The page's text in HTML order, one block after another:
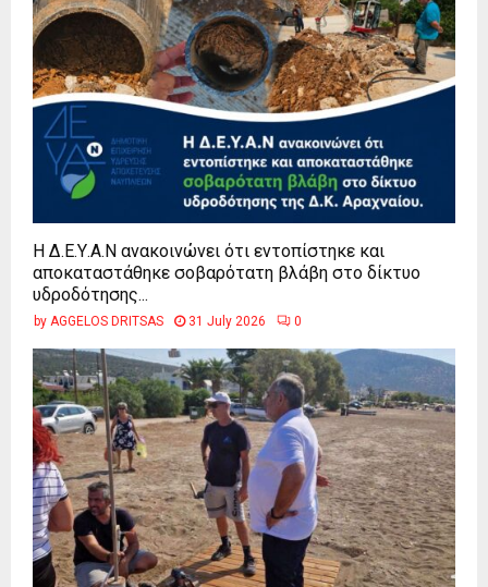
Η Δ.Ε.Υ.Α.Ν ανακοινώνει ότι εντοπίστηκε και
αποκαταστάθηκε σοβαρότατη βλάβη στο δίκτυο
υδροδότησης...
by AGGELOS DRITSAS 31 July 2026 0